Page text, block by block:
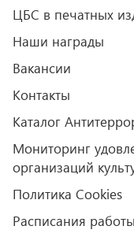
ЦБС в печатных
Наши награды
Вакансии
Контакты
Каталог
Мониторинг удовлетворенности граждан работой
организаций
Политика Cookies
Расписания